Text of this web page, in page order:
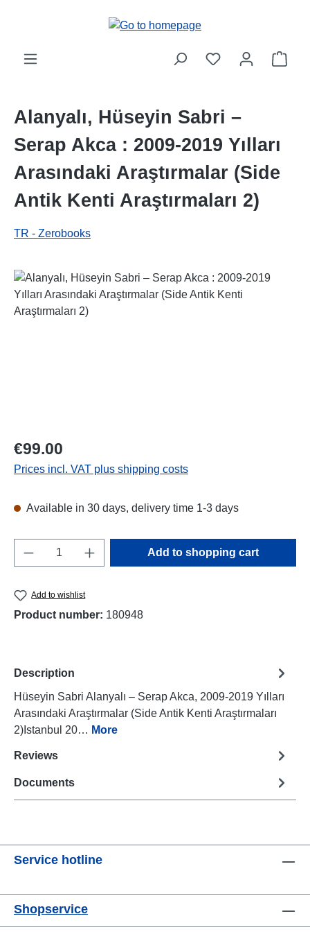
Alanyalı, Hüseyin Sabri –
Serap Akca : 2009-2019 Yılları
Arasındaki Araştırmalar (Side
Antik Kenti Araştırmaları 2)
TR - Zerobooks
Skip image gallery
Regular price:
€99.00
Prices incl. VAT plus shipping costs
Available in 30 days, delivery time 1-3 days
Product Quantity: Enter the desired
Add to shopping cart
Add to wishlist
Product number: 180948
Description
Hüseyin Sabri Alanyalı – Serap Akca, 2009-2019 Yılları
Arasındaki Araştırmalar (Side Antik Kenti Araştırmaları
2)Istanbul 20… More
Reviews
Documents
Service hotline
Shopservice